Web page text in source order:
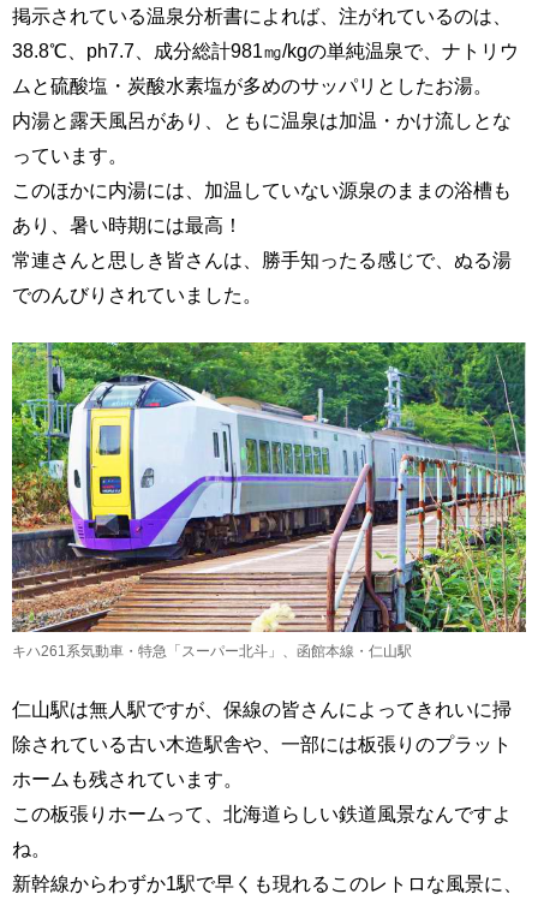
掲示されている温泉分析書によれば、注がれているのは、
38.8℃、ph7.7、成分総計981㎎/kgの単純温泉で、ナトリウ
ムと硫酸塩・炭酸水素塩が多めのサッパリとしたお湯。
内湯と露天風呂があり、ともに温泉は加温・かけ流しとな
っています。
このほかに内湯には、加温していない源泉のままの浴槽も
あり、暑い時期には最高！
常連さんと思しき皆さんは、勝手知ったる感じで、ぬる湯
でのんびりされていました。
キハ261系気動車・特急「スーパー北斗」、函館本線・仁山駅
仁山駅は無人駅ですが、保線の皆さんによってきれいに掃
除されている古い木造駅舎や、一部には板張りのプラット
ホームも残されています。
この板張りホームって、北海道らしい鉄道風景なんですよ
ね。
新幹線からわずか1駅で早くも現れるこのレトロな風景に、